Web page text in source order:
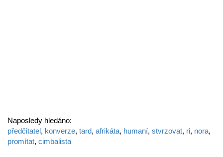
Naposledy hledáno:
předčitatel, konverze, tard, afrikáta, humaní, stvrzovat, ri, nora,
promítat, cimbalista